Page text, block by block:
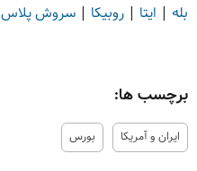
بله | ایتا | روبیکا | سروش پلاس
برچسب ها:
ایران و آمریکا بورس